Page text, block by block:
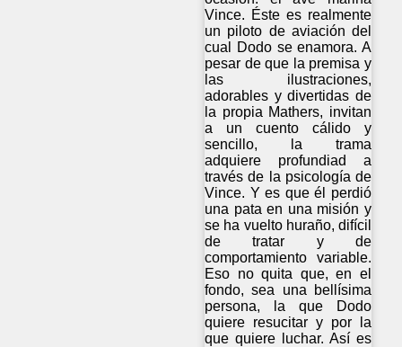
Vince. Éste es realmente
un piloto de aviación del
cual Dodo se enamora. A
pesar de que la premisa y
las ilustraciones,
adorables y divertidas de
la propia Mathers, invitan
a un cuento cálido y
sencillo, la trama
adquiere profundiad a
través de la psicología de
Vince. Y es que él perdió
una pata en una misión y
se ha vuelto huraño, difícil
de tratar y de
comportamiento variable.
Eso no quita que, en el
fondo, sea una bellísima
persona, la que Dodo
quiere resucitar y por la
que quiere luchar. Así es